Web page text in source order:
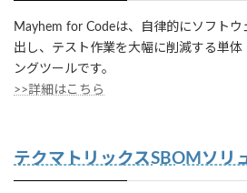
Mayhem for Codeは、自律的にソフト
出し、テスト作業を大幅に削減する単
ングツールです。
>>詳細はこちら
テクマトリックスSBOMソリ